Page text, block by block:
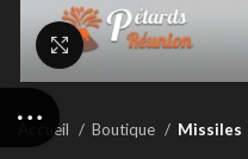
Agrandir
Accueil Boutique Missiles